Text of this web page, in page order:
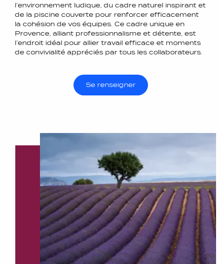
l’environnement ludique, du cadre naturel inspirant et
de la piscine couverte pour renforcer efficacement
la cohésion de vos équipes. Ce cadre unique en
Provence, alliant professionnalisme et détente, est
l’endroit idéal pour allier travail efficace et moments
de convivialité appréciés par tous les collaborateurs.
Se renseigner